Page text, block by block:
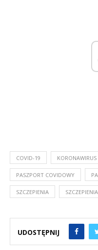
COVID-19 KORONAWIRUS
PASZPORT COVIDOWY
SZCZEPIENIA
UDOSTĘPNIJ